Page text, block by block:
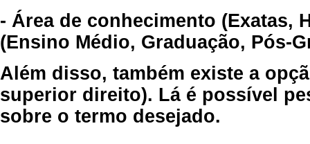
- Área de conhecimento (Exatas,
(Ensino Médio, Graduação, Pós-
Além disso, também existe a
superior direito). Lá é possível
sobre o termo desejado.